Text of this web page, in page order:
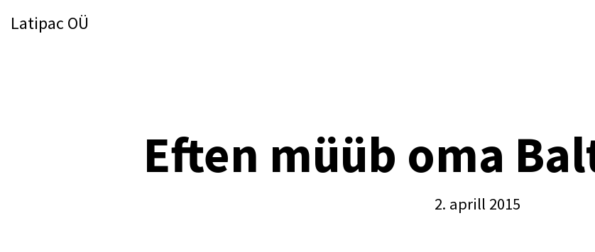
Latipac OÜ
Eften müüb oma
2. aprill 2015